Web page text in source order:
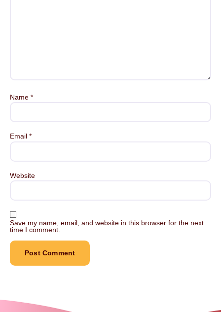
Name *
Email *
Website
Save my name, email, and website in this browser for the next
time I comment.